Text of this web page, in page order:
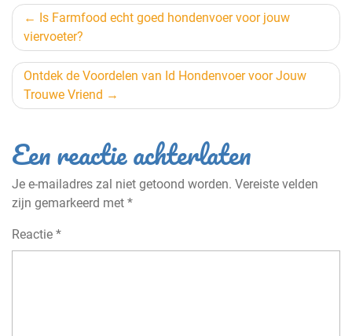
Berichtnavigatie
Is Farmfood echt goed hondenvoer voor jouw
viervoeter?
Ontdek de Voordelen van Id Hondenvoer voor Jouw
Trouwe Vriend
Een reactie achterlaten
Je e-mailadres zal niet getoond worden. Vereiste velden
zijn gemarkeerd met *
Reactie *